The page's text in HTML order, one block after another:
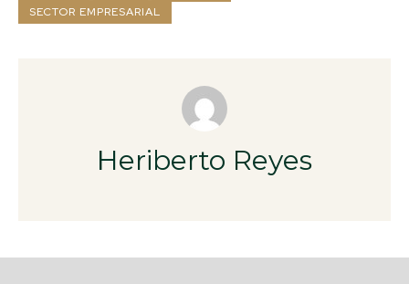
SECTOR EMPRESARIAL
Heriberto Reyes